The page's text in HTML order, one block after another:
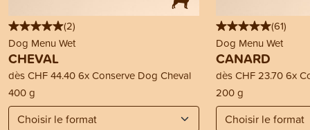
(2)
Dog Menu Wet
CHEVAL
dèsCHF 44.406x Conserve Dog Cheval
400 g
(61)
Dog Menu Wet
CANARD
dèsCHF 23.706x
200 g